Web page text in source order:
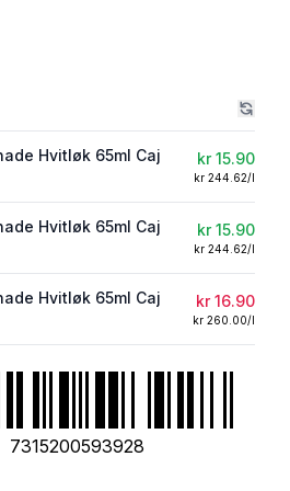
P. Marinade Hvitløk 65g'
Hvitløk 65ml Caj
kr 15.90
kr 244.62/l
Hvitløk 65ml Caj
kr 15.90
kr 244.62/l
Hvitløk 65ml Caj
kr 16.90
kr 260.00/l
7315200593928